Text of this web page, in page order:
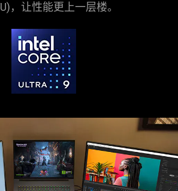
，让性能更上一层楼。